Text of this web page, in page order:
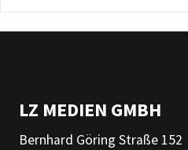
LZ MEDIEN GMBH
Bernhard Göring Straße 152